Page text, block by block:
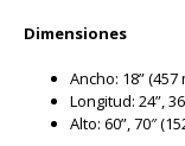
Dimensiones
Ancho: 18” (457
Longitud: 24”,
Alto: 60”, 70″